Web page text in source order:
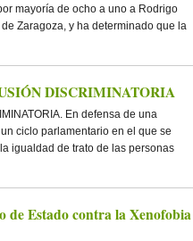
mayoría de ocho a uno a Rodrigo
Zaragoza, y ha determinado que la
DISCRIMINATORIA
En defensa de una
ciclo parlamentario en el que se
igualdad de trato de las personas
de Estado contra la Xenofobia